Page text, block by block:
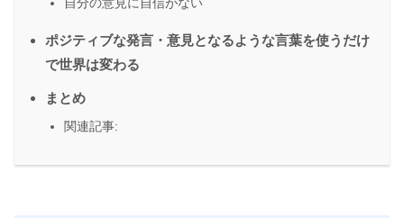
自分の意見に自信がない
ポジティブな発言・意見となるような言葉を使うだけ
で世界は変わる
まとめ
関連記事: